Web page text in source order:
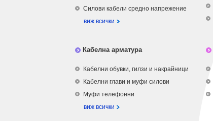
Силови кабели средно напрежение
виж всички
Кабелна арматура
Кабелни обувки, гилзи и накрайници
Кабелни глави и муфи силови
Муфи телефонни
виж всички